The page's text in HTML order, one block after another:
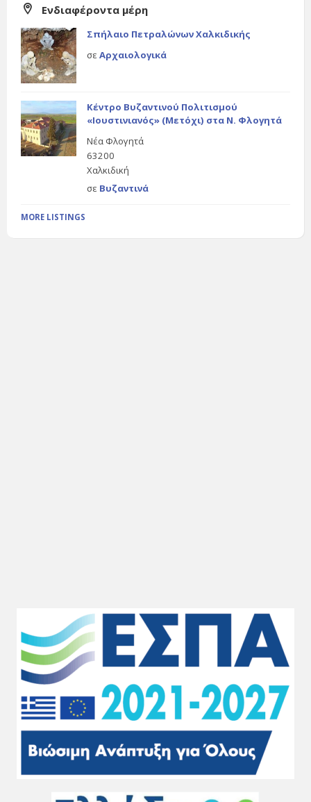
Ενδιαφέροντα μέρη
Σπήλαιο Πετραλώνων Χαλκιδικής
σε Αρχαιολογικά
Κέντρο Βυζαντινού Πολιτισμού
«Ιουστινιανός» (Μετόχι) στα Ν. Φλογητά
Νέα Φλογητά
63200
Χαλκιδική
σε Βυζαντινά
MORE LISTINGS